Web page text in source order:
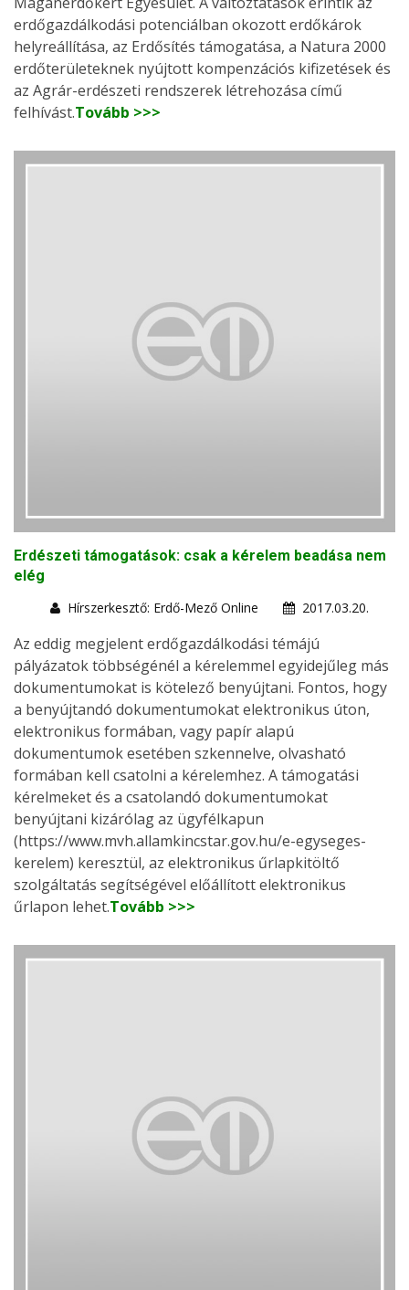
erdőgazdálkodási potenciálban okozott erdőkárok
helyreállítása, az Erdősítés támogatása, a Natura 2000
erdőterületeknek nyújtott kompenzációs kifizetések és
az Agrár-erdészeti rendszerek létrehozása című
felhívást.Tovább >>>
Erdészeti támogatások: csak a kérelem beadása nem
elég
Hírszerkesztő: Erdő-Mező Online
2017.03.20.
Az eddig megjelent erdőgazdálkodási témájú
pályázatok többségénél a kérelemmel egyidejűleg más
dokumentumokat is kötelező benyújtani. Fontos, hogy
a benyújtandó dokumentumokat elektronikus úton,
elektronikus formában, vagy papír alapú
dokumentumok esetében szkennelve, olvasható
formában kell csatolni a kérelemhez. A támogatási
kérelmeket és a csatolandó dokumentumokat
benyújtani kizárólag az ügyfélkapun
(https://www.mvh.allamkincstar.gov.hu/e-egyseges-
kerelem) keresztül, az elektronikus űrlapkitöltő
szolgáltatás segítségével előállított elektronikus
űrlapon lehet.Tovább >>>